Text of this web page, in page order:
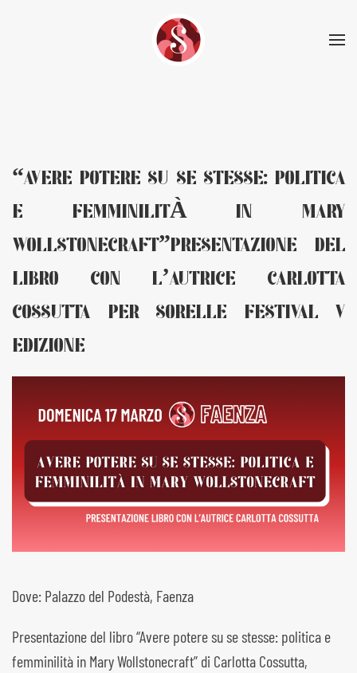
Skip to main content
“AVERE POTERE SU SE STESSE: POLITICA
E FEMMINILITÀ IN MARY
WOLLSTONECRAFT”PRESENTAZIONE DEL
LIBRO CON L’AUTRICE CARLOTTA
COSSUTTA PER SORELLE FESTIVAL V
EDIZIONE
Dove: Palazzo del Podestà, Faenza
Presentazione del libro “Avere potere su se stesse: politica e
femminilità in Mary Wollstonecraft” di Carlotta Cossutta,